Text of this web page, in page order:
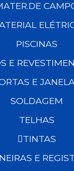
PISCINAS
E
E
SOLDAGEM
TELHAS
TINTAS
E